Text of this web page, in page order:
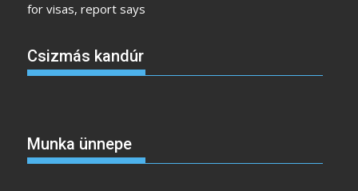
for visas, report says
Csizmás kandúr
Munka ünnepe